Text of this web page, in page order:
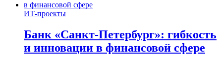
ИТ-проекты
Банк «Санкт-Петербург»: гибкость
и инновации в финансовой сфере